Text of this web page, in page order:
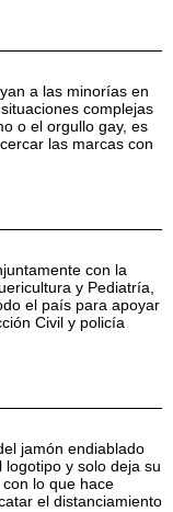
a las minorías en
complejas
o el orgullo gay, es
las marcas con
con la
y Pediatría,
el país para apoyar
Civil y policía
jamón endiablado
y solo deja su
lo que hace
el distanciamiento